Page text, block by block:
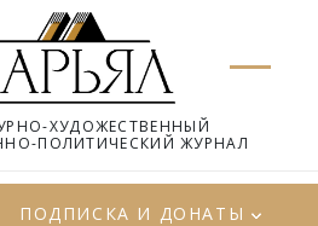
ХУДОЖЕСТВЕННЫЙ
ПОЛИТИЧЕСКИЙ ЖУРНАЛ
ПОДПИСКА И ДОНАТЫ